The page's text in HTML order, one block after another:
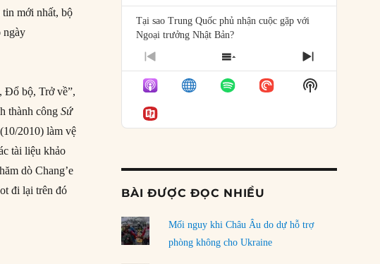
mới nhất, bộ
ngày
Đổ bộ, Trở về”,
thành côngSứ
2010) làm vệ
tài liệu khảo
dò Chang’e
đi lại trên đó
thám hiểm vũ trụ Trung Quốc có bước tiến lớn”
Tại sao Trung Quốc phủ nhận cuộc gặp với
Ngoại trưởng Nhật Bản?
04/08/2026
Điểm mù chiến lược của Trump tại Thái Bình
Dương
03/08/2026
rủi ro
01/08/2026
PREVIOUS
EPISODE
SHOW
EPISODES
LIST
NEXT
EPISODE
Show
Podcast
BÀI ĐƯỢC ĐỌC NHIỀU
Mối nguy khi Châu Âu do dự hỗ trợ
phòng không cho Ukraine